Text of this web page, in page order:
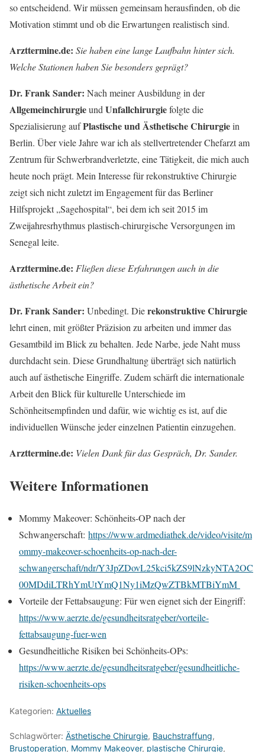
so entscheidend. Wir müssen gemeinsam herausfinden, ob die
Motivation stimmt und ob die Erwartungen realistisch sind.
Arzttermine.de: Sie haben eine lange Laufbahn hinter sich.
Welche Stationen haben Sie besonders geprägt?
Dr. Frank Sander: Nach meiner Ausbildung in der
Allgemeinchirurgieund Unfallchirurgiefolgte die
Spezialisierung aufPlastische und Ästhetische Chirurgiein
Berlin. Über viele Jahre war ich als stellvertretender Chefarzt am
Zentrum für Schwerbrandverletzte, eine Tätigkeit, die mich auch
heute noch prägt. Mein Interesse für rekonstruktive Chirurgie
zeigt sich nicht zuletzt im Engagement für das Berliner
Hilfsprojekt „Sagehospital“, bei dem ich seit 2015 im
Zweijahresrhythmus plastisch-chirurgische Versorgungen im
Senegal leite.
Arzttermine.de: Fließen diese Erfahrungen auch in die
ästhetische Arbeit ein?
Dr. Frank Sander: Unbedingt. Dierekonstruktive Chirurgie
lehrt einen, mit größter Präzision zu arbeiten und immer das
Gesamtbild im Blick zu behalten. Jede Narbe, jede Naht muss
durchdacht sein. Diese Grundhaltung überträgt sich natürlich
auch auf ästhetische Eingriffe. Zudem schärft die internationale
Arbeit den Blick für kulturelle Unterschiede im
Schönheitsempfinden und dafür, wie wichtig es ist, auf die
individuellen Wünsche jeder einzelnen Patientin einzugehen.
Arzttermine.de: Vielen Dank für das Gespräch, Dr. Sander.
Weitere Informationen
Mommy Makeover: Schönheits-OP nach der
Schwangerschaft: https://www.ardmediathek.de/video/visite/m
ommy-makeover-schoenheits-op-nach-der-
schwangerschaft/ndr/Y3JpZDovL25kci5kZS9lNzkyNTA2OC
00MDdiLTRhYmUtYmQ1Ny1iMzQwZTBkMTBiYmM
Vorteile der Fettabsaugung: Für wen eignet sich der Eingriff:
https://www.aerzte.de/gesundheitsratgeber/vorteile-
fettabsaugung-fuer-wen
Gesundheitliche Risiken bei Schönheits-OPs:
https://www.aerzte.de/gesundheitsratgeber/gesundheitliche-
risiken-schoenheits-ops
Kategorien: Aktuelles
Schlagwörter: Ästhetische Chirurgie, Bauchstraffung,
Brustoperation, Mommy Makeover, plastische Chirurgie,